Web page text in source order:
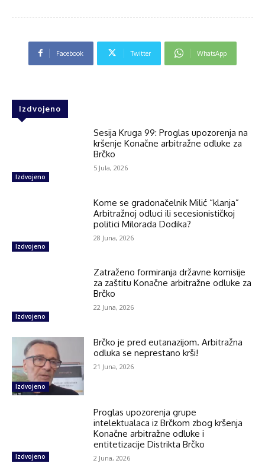
Facebook Twitter WhatsApp
Izdvojeno
Izdvojeno
Sesija Kruga 99: Proglas upozorenja na
kršenje Konačne arbitražne odluke za
Brčko
5 Jula, 2026
Izdvojeno
Kome se gradonačelnik Milić “klanja”
Arbitražnoj odluci ili secesionističkoj
politici Milorada Dodika?
28 Juna, 2026
Izdvojeno
Zatraženo formiranja državne komisije
za zaštitu Konačne arbitražne odluke za
Brčko
22 Juna, 2026
Izdvojeno
Brčko je pred eutanazijom. Arbitražna
odluka se neprestano krši!
21 Juna, 2026
Izdvojeno
Proglas upozorenja grupe
intelektualaca iz Brčkom zbog kršenja
Konačne arbitražne odluke i
entitetizacije Distrikta Brčko
2 Juna, 2026